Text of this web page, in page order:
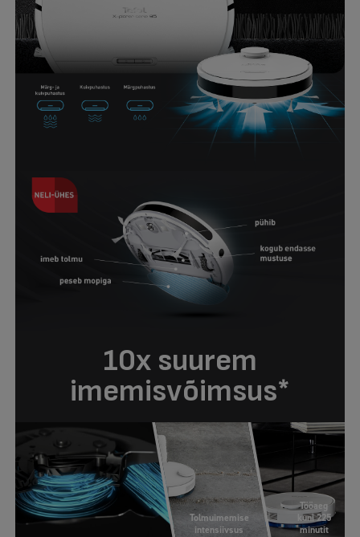
10x suurem
imemisvõimsus*
Tolmuimemise
intensiivsus
Tööaeg
kuni 225
minutit